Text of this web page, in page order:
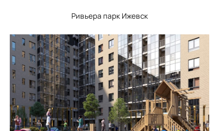
Ривьера парк Ижевск